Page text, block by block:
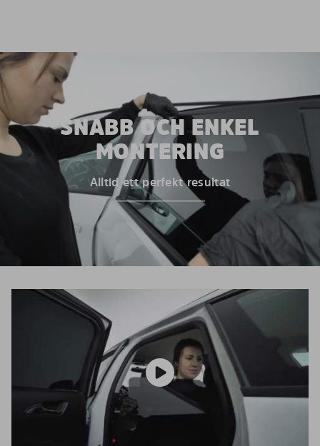
SNABB OCH ENKEL
MONTERING
Alltid ett perfekt resultat